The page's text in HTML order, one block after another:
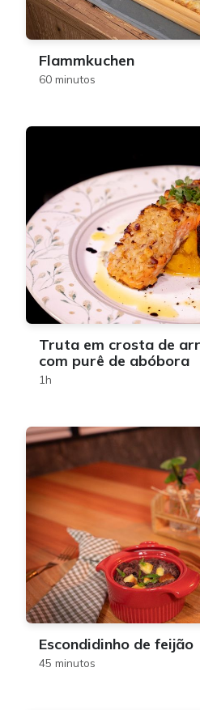
Flammkuchen
60 minutos
Truta em crosta de
com purê de abóbora
1h
Escondidinho de feijão
45 minutos